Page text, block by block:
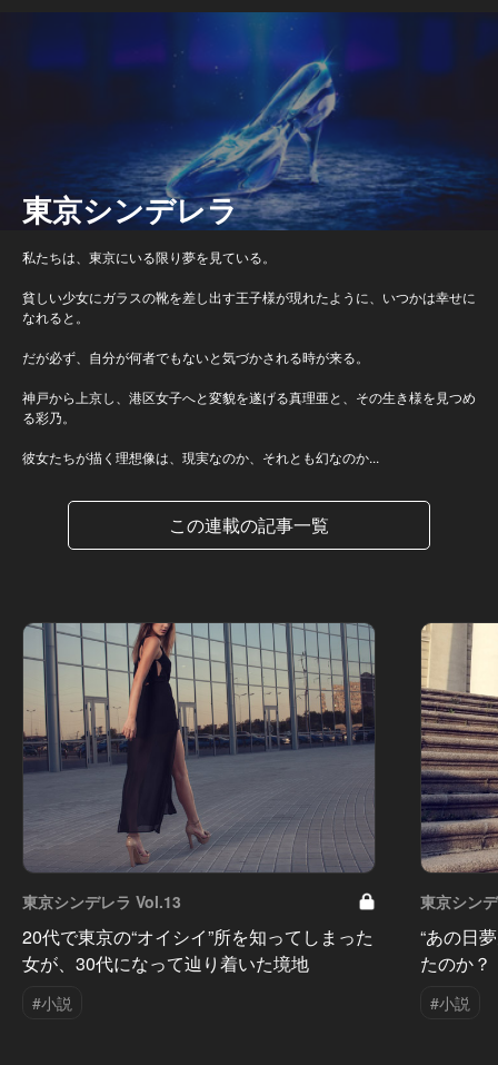
東京シンデレラ
私たちは、東京にいる限り夢を見ている。
貧しい少女にガラスの靴を差し出す王子様が現れたように、いつかは幸せに
なれると。
だが必ず、自分が何者でもないと気づかされる時が来る。
神戸から上京し、港区女子へと変貌を遂げる真理亜と、その生き様を見つめ
る彩乃。
彼女たちが描く理想像は、現実なのか、それとも幻なのか...
この連載の記事一覧
東京シンデレラ Vol.13
20代で東京の“オイシイ”所を知ってしまった
女が、30代になって辿り着いた境地
#小説
東京シン
“あの日
たのか
#小説